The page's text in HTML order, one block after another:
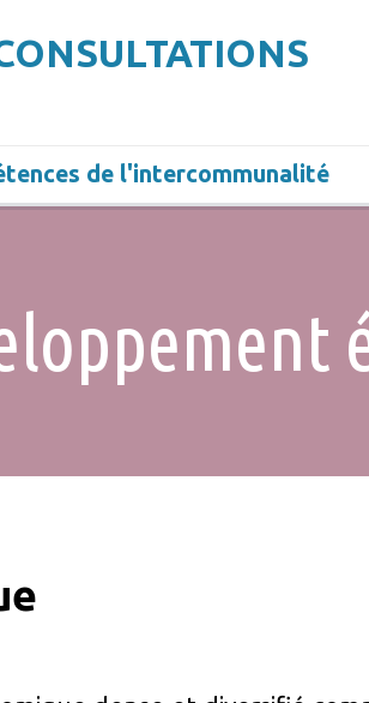
de l'intercommunalité